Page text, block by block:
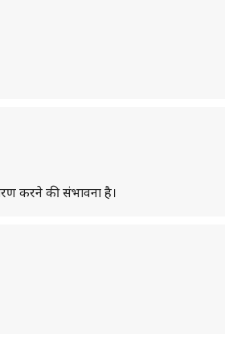
करने की संभावना है।